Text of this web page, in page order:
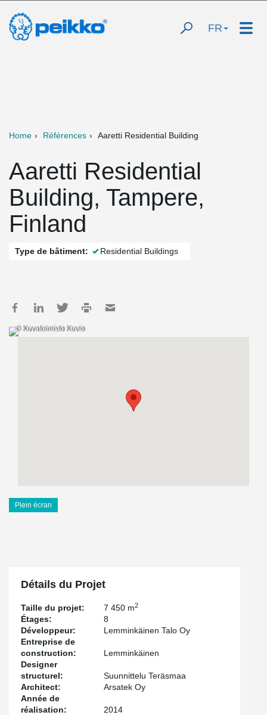
FR
Home Références Aaretti Residential Building
Aaretti Residential
Building, Tampere,
Finland
Type de bâtiment: Residential Buildings
© Kuvatoimisto Kuvio
Plein écran
Détails du Projet
Taille du projet: 7 450 m2
Étages:
8
Développeur:
Lemminkäinen Talo Oy
Entreprise de
construction:
Lemminkäinen
Designer
structurel:
Suunnittelu Teräsmaa
Architect:
Arsatek Oy
Année de
réalisation:
2014